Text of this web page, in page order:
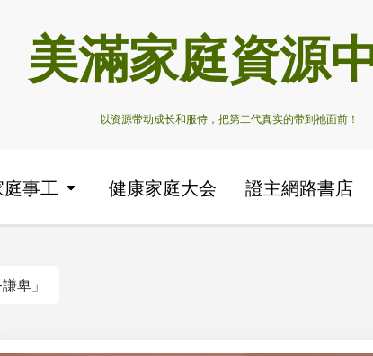
美滿家庭資源
以资源带动成长和服侍，把第二代真实的带到祂面前！
事工 健康家庭大会 證主網路書店
卑」